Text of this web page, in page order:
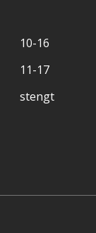
10-16
11-17
stengt